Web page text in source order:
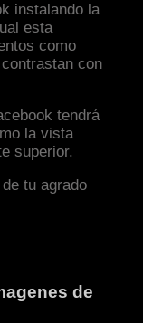
instalando la
esta
como
con
tendrá
la vista
superior.
tu agrado
de